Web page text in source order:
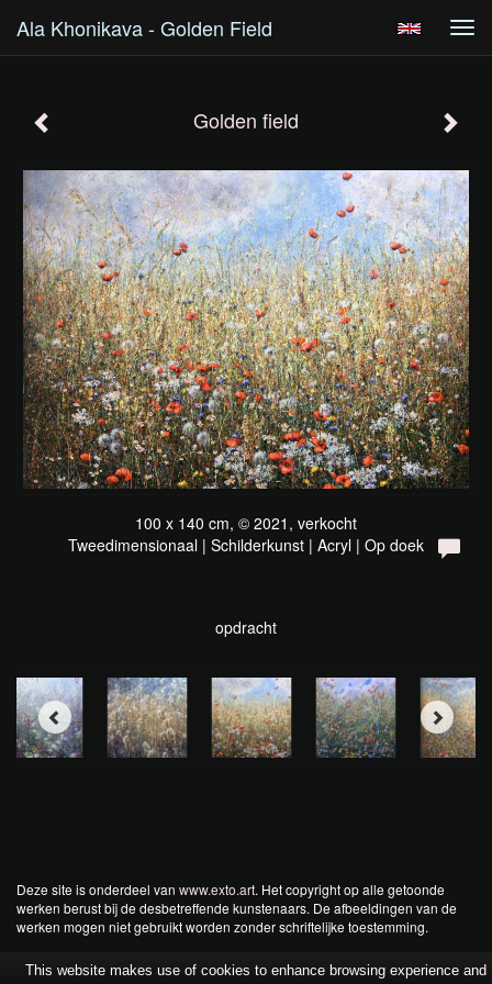
Ala Khonikava - Golden Field
Golden field
100 x 140 cm, © 2021, verkocht
Tweedimensionaal | Schilderkunst | Acryl | Op doek
opdracht
Deze site is onderdeel van www.exto.art. Het copyright op alle getoonde
werken berust bij de desbetreffende kunstenaars. De afbeeldingen van de
werken mogen niet gebruikt worden zonder schriftelijke toestemming.
This website makes use of cookies to enhance browsing experience and